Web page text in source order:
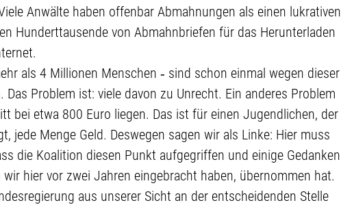
Anwälte haben offenbar Abmahnungen als einen lukrativen
Hunderttausende von Abmahnbriefen für das Herunterladen
als 4 Millionen Menschen ‑ sind schon einmal wegen dieser
Problem ist: viele davon zu Unrecht. Ein anderes Problem
bei etwa 800 Euro liegen. Das ist für einen Jugendlichen, der
jede Menge Geld. Deswegen sagen wir als Linke: Hier muss
die Koalition diesen Punkt aufgegriffen und einige Gedanken
hier vor zwei Jahren eingebracht haben, übernommen hat.
aus unserer Sicht an der entscheidenden Stelle